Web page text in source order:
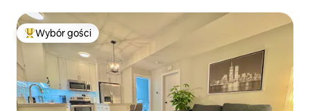
Najpopularniejsze z kategorii Wybór gości
Wybór gości